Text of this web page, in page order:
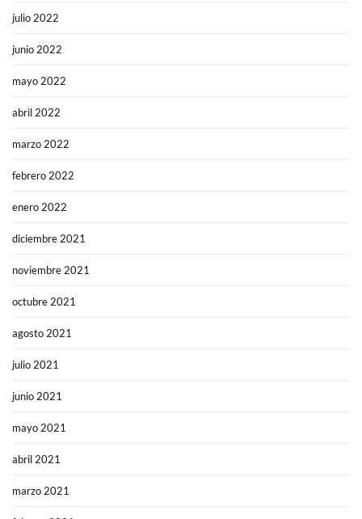
julio 2022
junio 2022
mayo 2022
abril 2022
marzo 2022
febrero 2022
enero 2022
diciembre 2021
noviembre 2021
octubre 2021
agosto 2021
julio 2021
junio 2021
mayo 2021
abril 2021
marzo 2021